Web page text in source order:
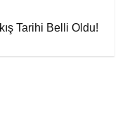
Tarihi Belli Oldu!